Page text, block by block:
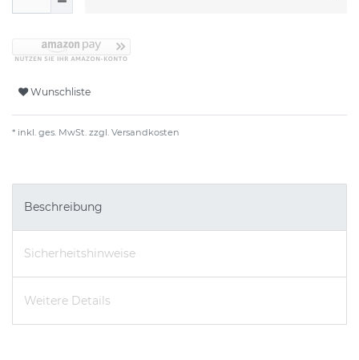
Wunschliste
* inkl. ges. MwSt. zzgl. Versandkosten
Beschreibung
Sicherheitshinweise
Weitere Details